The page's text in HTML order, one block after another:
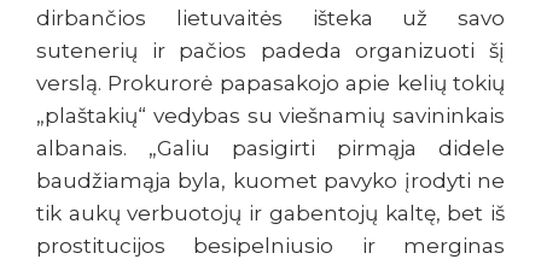
dirbančios lietuvaitės išteka už savo
sutenerių ir pačios padeda organizuoti šį
verslą. Prokurorė papasakojo apie kelių tokių
„plaštakių“ vedybas su viešnamių savininkais
albanais. „Galiu pasigirti pirmąja didele
baudžiamąja byla, kuomet pavyko įrodyti ne
tik aukų verbuotojų ir gabentojų kaltę, bet iš
prostitucijos besipelniusio ir merginas